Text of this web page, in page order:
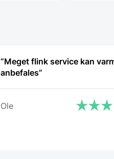
“Meget flink service kan
anbefales”
Ole